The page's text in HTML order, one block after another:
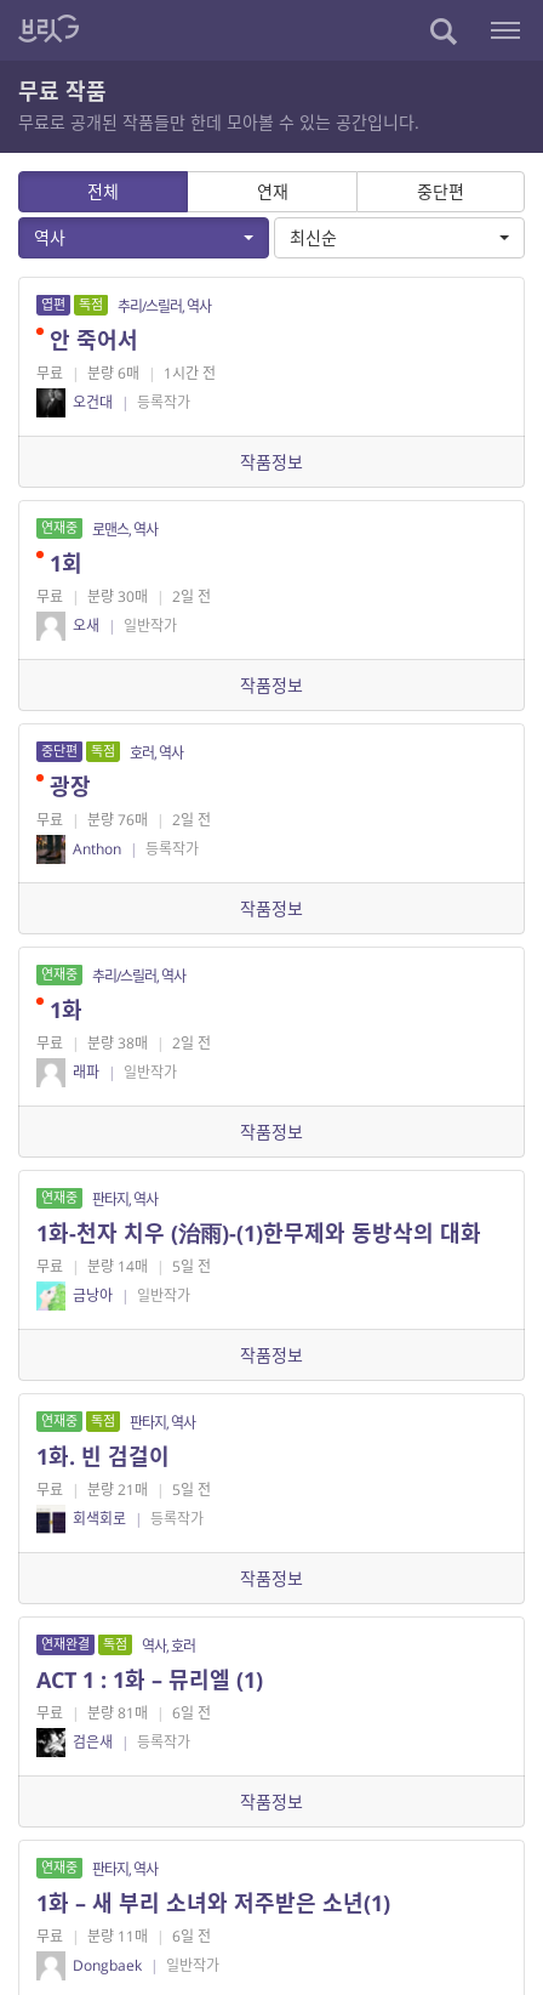
무료 작품
무료로 공개된 작품들만 한데 모아볼 수 있는 공간입니다.
전체 연재
중단편
역사
최신순
엽편 독점 추리/스릴러, 역사
안 죽어서
무료 | 분량 6매 | 1시간 전
오건대
| 등록작가
작품정보
연재중 로맨스, 역사
1회
무료 | 분량 30매 | 2일 전
오새
| 일반작가
작품정보
중단편 독점 호러, 역사
광장
무료 | 분량 76매 | 2일 전
Anthon | 등록작가
작품정보
연재중 추리/스릴러, 역사
1화
무료 | 분량 38매 | 2일 전
래파 | 일반작가
작품정보
연재중 판타지, 역사
1화-천자 치우 (治雨)-(1)한무제와 동방삭의 대화
무료 | 분량 14매 | 5일 전
금낭아 | 일반작가
작품정보
연재중 독점 판타지, 역사
1화. 빈 검걸이
무료 | 분량 21매 | 5일 전
회색회로 | 등록작가
작품정보
연재완결 독점 역사, 호러
ACT 1 : 1화 – 뮤리엘 (1)
무료 | 분량 81매 | 6일 전
검은새
| 등록작가
작품정보
연재중 판타지, 역사
1화 – 새 부리 소녀와 저주받은 소년(1)
무료 | 분량 11매 | 6일 전
Dongbaek | 일반작가